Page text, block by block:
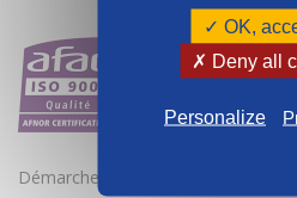
Démarches et conseils
✓ OK,
✗ Deny all
Personalize